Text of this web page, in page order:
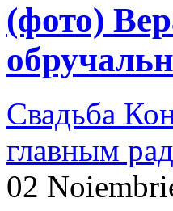
(фото)
Свадьба
главным
02